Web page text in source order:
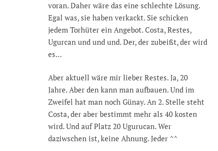
voran. Daher wäre das eine schlechte Lösung.
Egal was, sie haben verkackt. Sie schicken
jedem Torhüter ein Angebot. Costa, Restes,
Ugurcan und und und. Der, der zubeißt, der wird
es…
Aber aktuell wäre mir lieber Restes. Ja, 20
Jahre. Aber den kann man aufbauen. Und im
Zweifel hat man noch Günay. An 2. Stelle steht
Costa, der aber bestimmt mehr als 40 kosten
wird. Und auf Platz 20 Ugurucan. Wer
daziwschen ist, keine Ahnung. Jeder ^^